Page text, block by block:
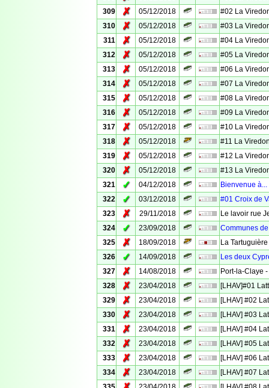
309
✗ 05/12/2018
#02 La
310
✗ 05/12/2018
#03 La
311
✗ 05/12/2018
#04 La
312
✗ 05/12/2018
#05 La
313
✗ 05/12/2018
#06 La
314
✗ 05/12/2018
#07 La
315
✗ 05/12/2018
#08 La
316
✗ 05/12/2018
#09 La
317
✗ 05/12/2018
#10 La
318
✗ 05/12/2018
#11 La
319
✗ 05/12/2018
#12 La
320
✗ 05/12/2018
#13 La
321
✓ 04/12/2018
Bienvenue
322
✓ 03/12/2018
#01 Croix de
323
✗ 29/11/2018
Le lavoir rue
324
✓ 23/09/2018
Communes
325
✗ 18/09/2018
La Tartuguière
326
✓ 14/09/2018
Les deux
327
✗ 14/08/2018
Port-la-Claye
328
✗ 23/04/2018
[LHAV]#01
329
✗ 23/04/2018
[LHAV] #02
330
✗ 23/04/2018
[LHAV] #03
331
✗ 23/04/2018
[LHAV] #04
332
✗ 23/04/2018
[LHAV] #05
333
✗ 23/04/2018
[LHAV] #06
334
✗ 23/04/2018
[LHAV] #07